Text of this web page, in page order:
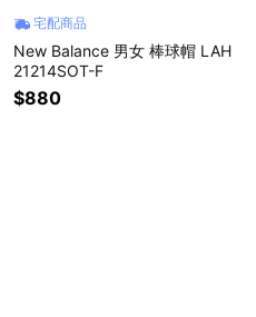
宅配商品
New Balance 男女 棒球帽 LAH
21214SOT-F
$880